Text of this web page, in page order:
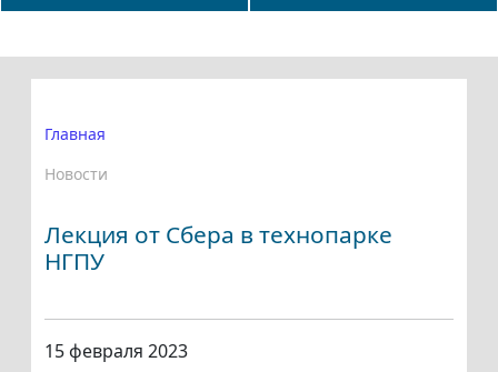
Главная
Новости
Лекция от Сбера в технопарке
НГПУ
15 февраля 2023